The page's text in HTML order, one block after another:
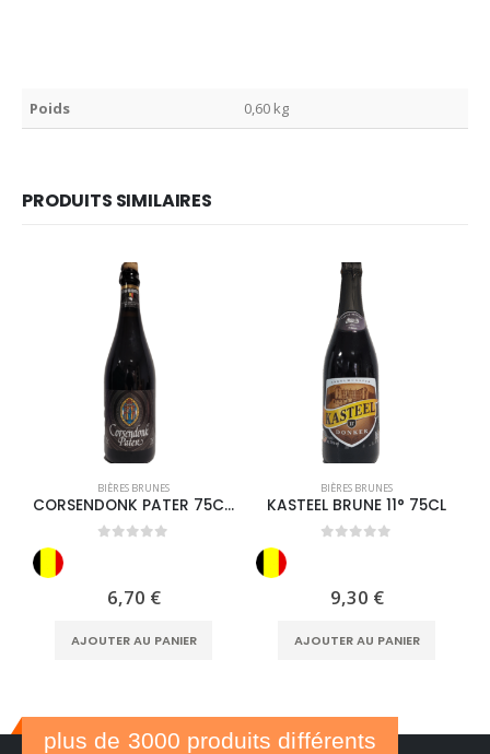
Poids 0,60 kg
PRODUITS SIMILAIRES
BIÈRES BRUNES
CORSENDONK PATER 75CL 6°5
6,70 €
AJOUTER AU PANIER
BIÈRES BRUNES
KASTEEL BRUNE 11° 75CL
9,30 €
AJOUTER AU PANIER
plus de 3000 produits différents